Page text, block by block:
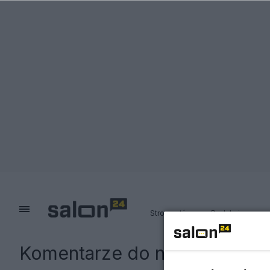
Strona główna Redakcja
Komentarze do notki: